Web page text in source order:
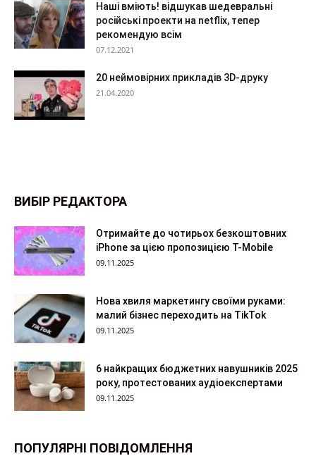
Наші вміють! відшукав шедевральні
російські проекти на netflix, тепер
рекомендую всім
07.12.2021
20 неймовірних прикладів 3D-друку
21.04.2020
ВИБІР РЕДАКТОРА
Отримайте до чотирьох безкоштовних
iPhone за цією пропозицією T-Mobile
09.11.2025
Нова хвиля маркетингу своїми руками:
малий бізнес переходить на TikTok
09.11.2025
6 найкращих бюджетних навушників 2025
року, протестованих аудіоекспертами
09.11.2025
ПОПУЛЯРНІ ПОВІДОМЛЕННЯ